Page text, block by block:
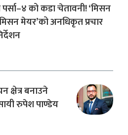
पर्सा–४ को कडा चेतावनी! ‘मिसन
मेयर’को अनधिकृत प्रचार
क्षेत्र बनाउने
रुपेश पाण्डेय